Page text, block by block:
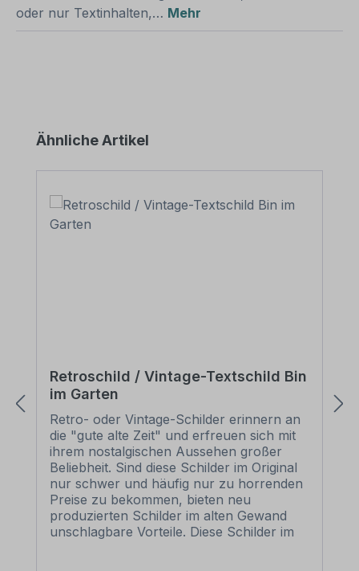
oder nur Textinhalten,… Mehr
Produktgalerie überspringen
Ähnliche Artikel
Retroschild / Vintage-Textschild Bin
im Garten
Retro- oder Vintage-Schilder erinnern an
die "gute alte Zeit" und erfreuen sich mit
ihrem nostalgischen Aussehen großer
Beliebheit. Sind diese Schilder im Original
nur schwer und häufig nur zu horrenden
Preise zu bekommen, bieten neu
produzierten Schilder im alten Gewand
unschlagbare Vorteile. Diese Schilder im